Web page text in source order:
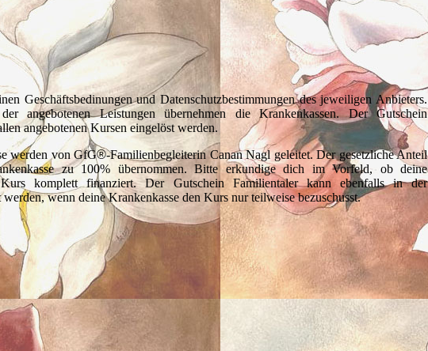
Geschäftsbedinungen und Datenschutzbestimmungen des jeweiligen Anbieters.
angebotenen Leistungen übernehmen die Krankenkassen. Der Gutschein
angebotenen Kursen eingelöst werden.
werden von GfG®-Familienbegleiterin Canan Nagl geleitet. Der gesetzliche Anteil
zu 100% übernommen. Bitte erkundige dich im Vorfeld, ob deine
Kurs komplett finanziert. Der Gutschein Familientaler kann ebenfalls in der
wenn deine Krankenkasse den Kurs nur teilweise bezuschusst.